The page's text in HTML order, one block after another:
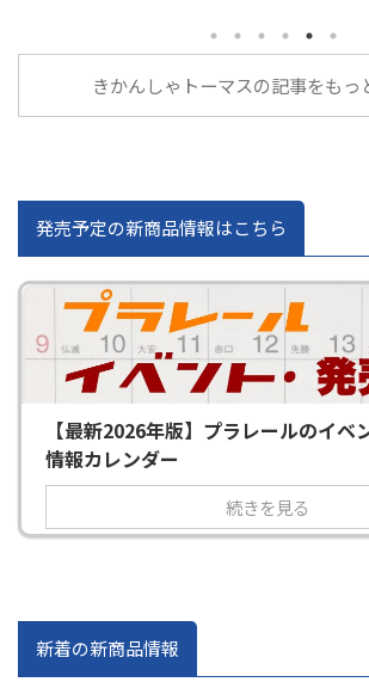
きかんしゃトーマスの記事をもっ
発売予定の新商品情報はこちら
【最新2026年版】プラレールのイベ
情報カレンダー
続きを見る
新着の新商品情報